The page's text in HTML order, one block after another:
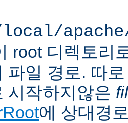
root 디렉토리
파일 경로. 따
시작하지않은
에 상대경